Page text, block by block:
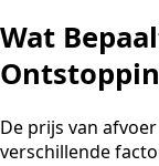
Wat
De prijs van
verschillende